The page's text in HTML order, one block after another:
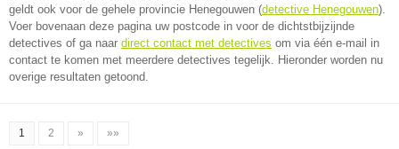
geldt ook voor de gehele provincie Henegouwen (detective Henegouwen).
Voer bovenaan deze pagina uw postcode in voor de dichtstbijzijnde
detectives of ga naar direct contact met detectives om via één e-mail in
contact te komen met meerdere detectives tegelijk. Hieronder worden nu
overige resultaten getoond.
1 2 » »»